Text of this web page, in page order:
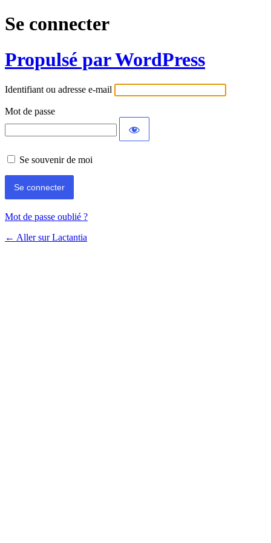
Se connecter
Propulsé par WordPress
Identifiant ou adresse e-mail
Mot de passe
Se souvenir de moi
Mot de passe oublié ?
← Aller sur Lactantia